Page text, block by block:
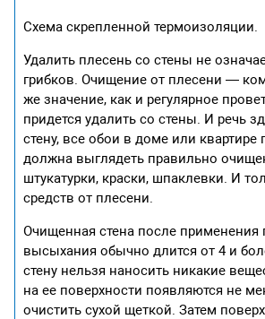
Схема скрепленной термоизоляции.
Удалить плесень со стены не
грибков. Очищение от плесени —
же значение, как и регулярное
придется удалить со стены. И речь
стену, все обои в доме или
должна выглядеть правильно
штукатурки, краски, шпаклевки. И
средств от плесени.
Очищенная стена после
высыхания обычно длится от 4 и
стену нельзя наносить никакие
на ее поверхности появляются не
очистить сухой щеткой. Затем